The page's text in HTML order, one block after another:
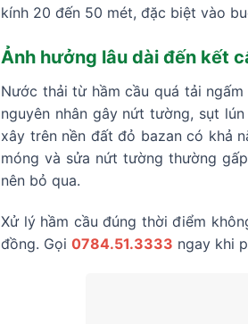
kính 20 đến 50 mét, đặc biệt vào
Ảnh hưởng lâu dài đến kết
Nước thải từ hầm cầu quá tải
nguyên nhân gây nứt tường, sụt
xây trên nền đất đỏ bazan có khả
móng và sửa nứt tường thường
nên bỏ qua.
Xử lý hầm cầu đúng thời điểm
đồng. Gọi 0784.51.3333 ngay khi